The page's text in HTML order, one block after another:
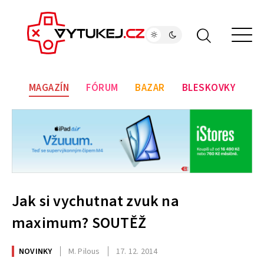
MAGAZÍN FÓRUM BAZAR BLESKOVKY
Jak si vychutnat zvuk na
maximum? SOUTĚŽ
NOVINKY M. Pilous 17. 12. 2014